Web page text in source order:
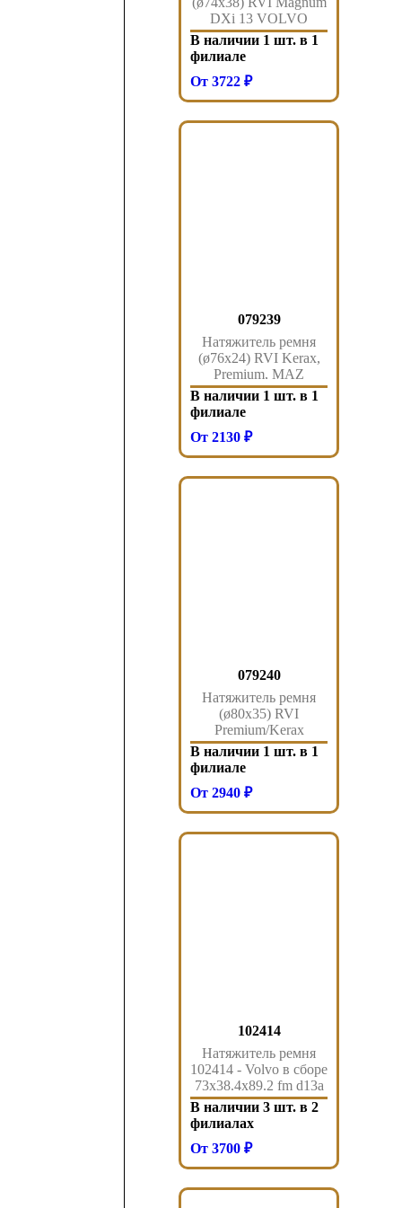
DXi 13 VOLVO
FM7/9 034.286 Sampa
В наличии 1 шт. в 1
филиале
От 3722 ₽
079239
Натяжитель ремня
(ø76x24) RVI Kerax,
Premium, MAZ
(Renault) 079.239
Sampa
В наличии 1 шт. в 1
филиале
От 2130 ₽
079240
Натяжитель ремня
(ø80x35) RVI
Premium/Kerax
079.240 Sampa
В наличии 1 шт. в 1
филиале
От 2940 ₽
102414
Натяжитель ремня
102414 - Volvo в сборе
73x38.4x89.2 fm d13a
В наличии 3 шт. в 2
филиалах
От 3700 ₽